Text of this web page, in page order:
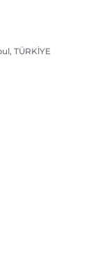
TÜRKİYE